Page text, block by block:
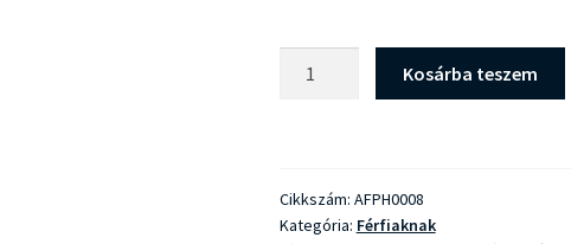
mennyiség
Kosárba teszem
Cikkszám: AFPH0008
Kategória: Férfiaknak